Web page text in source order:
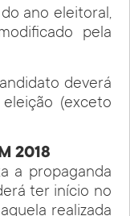
ano eleitoral,
pela
deverá
(exceto
2018
a propaganda
ter início no
realizada